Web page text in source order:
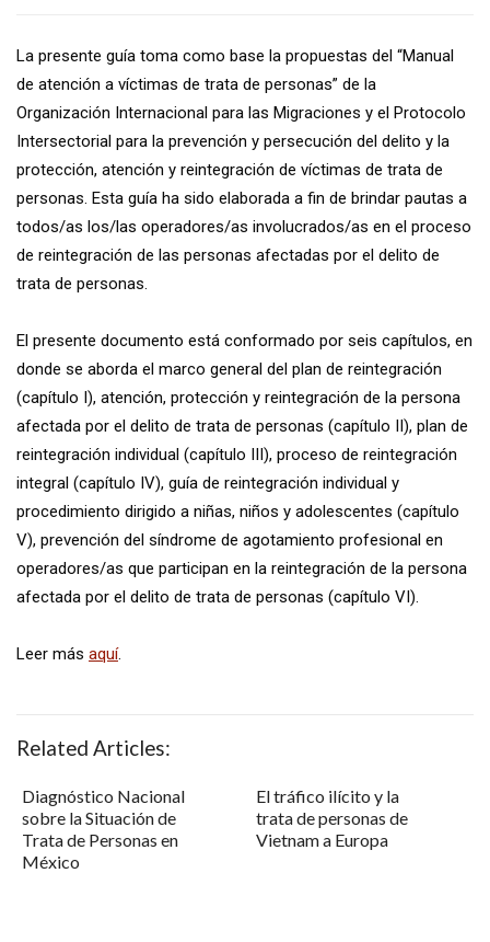
La presente guía toma como base la propuestas del “Manual
de atención a víctimas de trata de personas” de la
Organización Internacional para las Migraciones y el Protocolo
Intersectorial para la prevención y persecución del delito y la
protección, atención y reintegración de víctimas de trata de
personas. Esta guía ha sido elaborada a fin de brindar pautas a
todos/as los/las operadores/as involucrados/as en el proceso
de reintegración de las personas afectadas por el delito de
trata de personas.
El presente documento está conformado por seis capítulos, en
donde se aborda el marco general del plan de reintegración
(capítulo I), atención, protección y reintegración de la persona
afectada por el delito de trata de personas (capítulo II), plan de
reintegración individual (capítulo III), proceso de reintegración
integral (capítulo IV), guía de reintegración individual y
procedimiento dirigido a niñas, niños y adolescentes (capítulo
V), prevención del síndrome de agotamiento profesional en
operadores/as que participan en la reintegración de la persona
afectada por el delito de trata de personas (capítulo VI).
Leer más aquí.
Related Articles:
Diagnóstico Nacional
sobre la Situación de
Trata de Personas en
México
El tráfico ilícito y la
trata de personas de
Vietnam a Europa